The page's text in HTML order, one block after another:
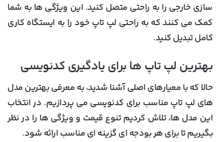
سازی خارجی را به راحتی متصل کنید. این ویژگی ها به شما
کمک می کنند که به راحتی لپ تاپ خود را به ایستگاه کاری
کامل تبدیل کنید.
بهترین لپ تاپ ها برای یادگیری کدنویسی
حالا که با معیارهای اصلی آشنا شدید، به معرفی بهترین مدل
های لپ تاپ مناسب برای کدنویسی می پردازیم. در انتخاب
این مدل ها، تلاش کردیم تنوع قیمت و ویژگی ها را در نظر
بگیریم تا برای هر بودجه ای گزینه ای مناسب ارائه شود.